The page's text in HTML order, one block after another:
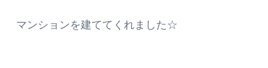
マンションを建ててくれました☆